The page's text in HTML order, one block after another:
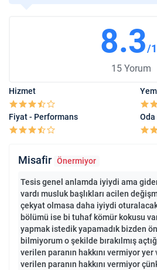
8.3/
15 Yorum
Hizmet
Fiyat - Performans
Misafir Önermiyor
Tesis genel anlamda iyiydi ama
vardı musluk başlıkları acilen
çekyat olmasa daha iyiydi
bölümü ise bi tuhaf kömür kokusu
yapmak istedik yapamadık bizden
bilmiyorum o şekilde bırakılmış
verilen paranın hakkını vermiyor
verilen paranın hakkını vermiyor